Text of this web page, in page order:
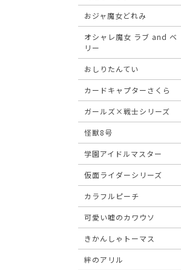
おジャ魔女どれみ
オシャレ魔女 ラブ and ベ
リー
おしりたんてい
カードキャプターさくら
ガールズ×戦士シリーズ
怪獣8号
学園アイドルマスター
仮面ライダーシリーズ
カラフルピーチ
可愛い嘘のカワウソ
きかんしゃトーマス
絆のアリル